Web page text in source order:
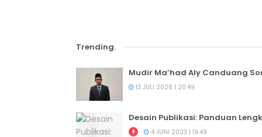
Trending.
Mudir Ma’had Aly Canduang
13 JULI 2026 | 20:49
Desain Publikasi: Panduan
4 JUNI 2023 | 19:49